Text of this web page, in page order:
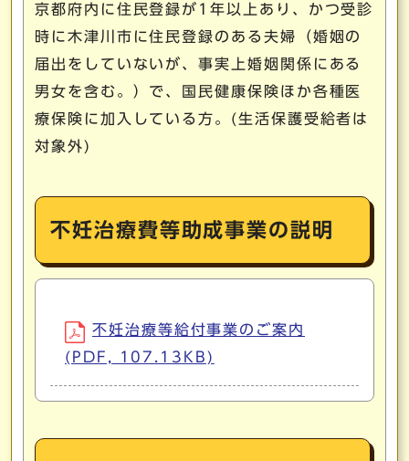
京都府内に住民登録が1年以上あり、かつ受診
時に木津川市に住民登録のある夫婦（婚姻の
届出をしていないが、事実上婚姻関係にある
男女を含む。）で、国民健康保険ほか各種医
療保険に加入している方。(生活保護受給者は
対象外)
不妊治療費等助成事業の説明
不妊治療等給付事業のご案内
(PDF, 107.13KB)